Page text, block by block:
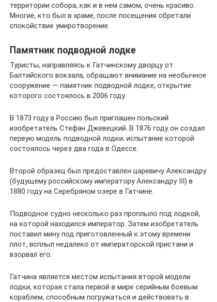
территории собора, как и в нем самом, очень красиво.
Многие, кто был в храме, после посещения обретали
спокойствие умиротворение.
Памятник подводной лодке
Туристы, направляясь к Гатчинскому дворцу от
Балтийского вокзала, обращают внимание на необычное
сооружение — памятник подводной лодке, открытие
которого состоялось в 2006 году.
В 1873 году в Россию был приглашен польский
изобретатель Стефан Джевецкий. В 1876 году он создал
первую модель подводной лодки, испытание которой
состоялось через два года в Одессе.
Второй образец был предоставлен царевичу Александру
(будущему российскому императору Александру III) в
1880 году на Серебряном озере в Гатчине.
Подводное судно несколько раз проплыло под лодкой,
на которой находился император. Затем изобретатель
поставил мину под приготовленный к этому времени
плот, всплыл недалеко от императорской пристани и
взорвал его.
Гатчина является местом испытания второй модели
лодки, которая стала первой в мире серийным боевым
кораблем, способным погружаться и действовать в